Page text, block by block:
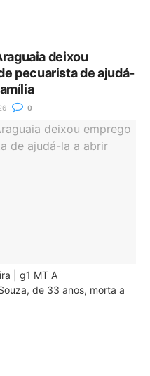
deixou
pecuarista de ajudá-
0
| g1 MT A
de 33 anos, morta a